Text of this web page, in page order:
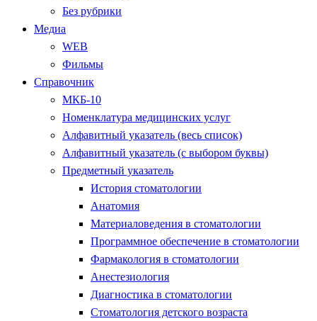
Без рубрики
Медиа
WEB
Фильмы
Справочник
МКБ-10
Номенклатура медицинских услуг
Алфавитный указатель (весь список)
Алфавитный указатель (с выбором буквы)
Предметный указатель
История стоматологии
Анатомия
Материаловедения в стоматологии
Программное обеспечение в стоматологии
Фармакология в стоматологии
Анестезиология
Диагностика в стоматологии
Стоматология детского возраста